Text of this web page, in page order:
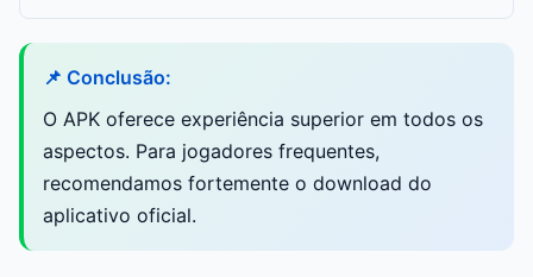
📌 Conclusão:
O APK oferece experiência superior em todos os
aspectos. Para jogadores frequentes,
recomendamos fortemente o download do
aplicativo oficial.